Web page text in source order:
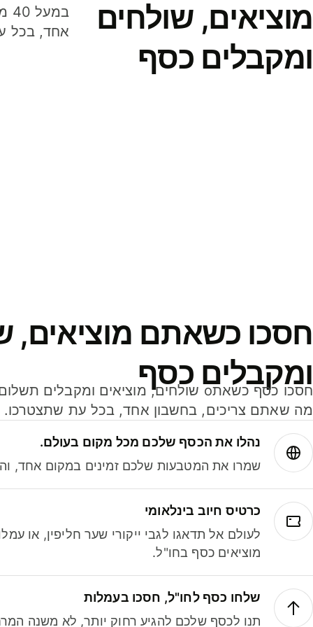
מוציאים, שולחים
ומקבלים כסף
אחד, בכל
חסכו כשאתם מוציאים,
ומקבלים כסף
מה שאתם צריכים, בחשבון אחד, בכל עת שתצטרכו.
נהלו את הכסף שלכם מכל מקום בעולם.
שמרו את המטבעות שלכם זמינים במקום אחד,
כרטיס חיוב בינלאומי
לעולם אל תדאגו לגבי ייקורי שער חליפין, או
מוציאים כסף בחו"ל.
שלחו כסף לחו"ל, חסכו בעמלות
תנו לכסף שלכם להגיע רחוק יותר, לא משנה